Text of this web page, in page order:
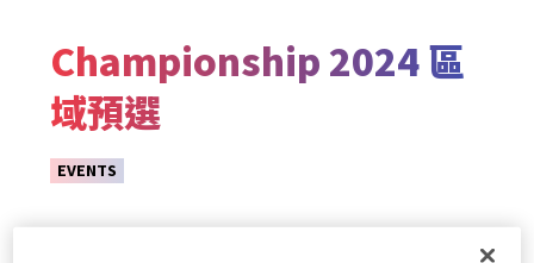
Championship 2024 區
域預選
EVENTS